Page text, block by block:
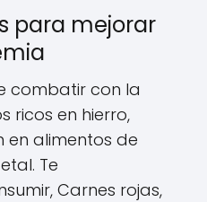
para mejorar
combatir con la
ricos en hierro,
en alimentos de
Te
Carnes rojas,